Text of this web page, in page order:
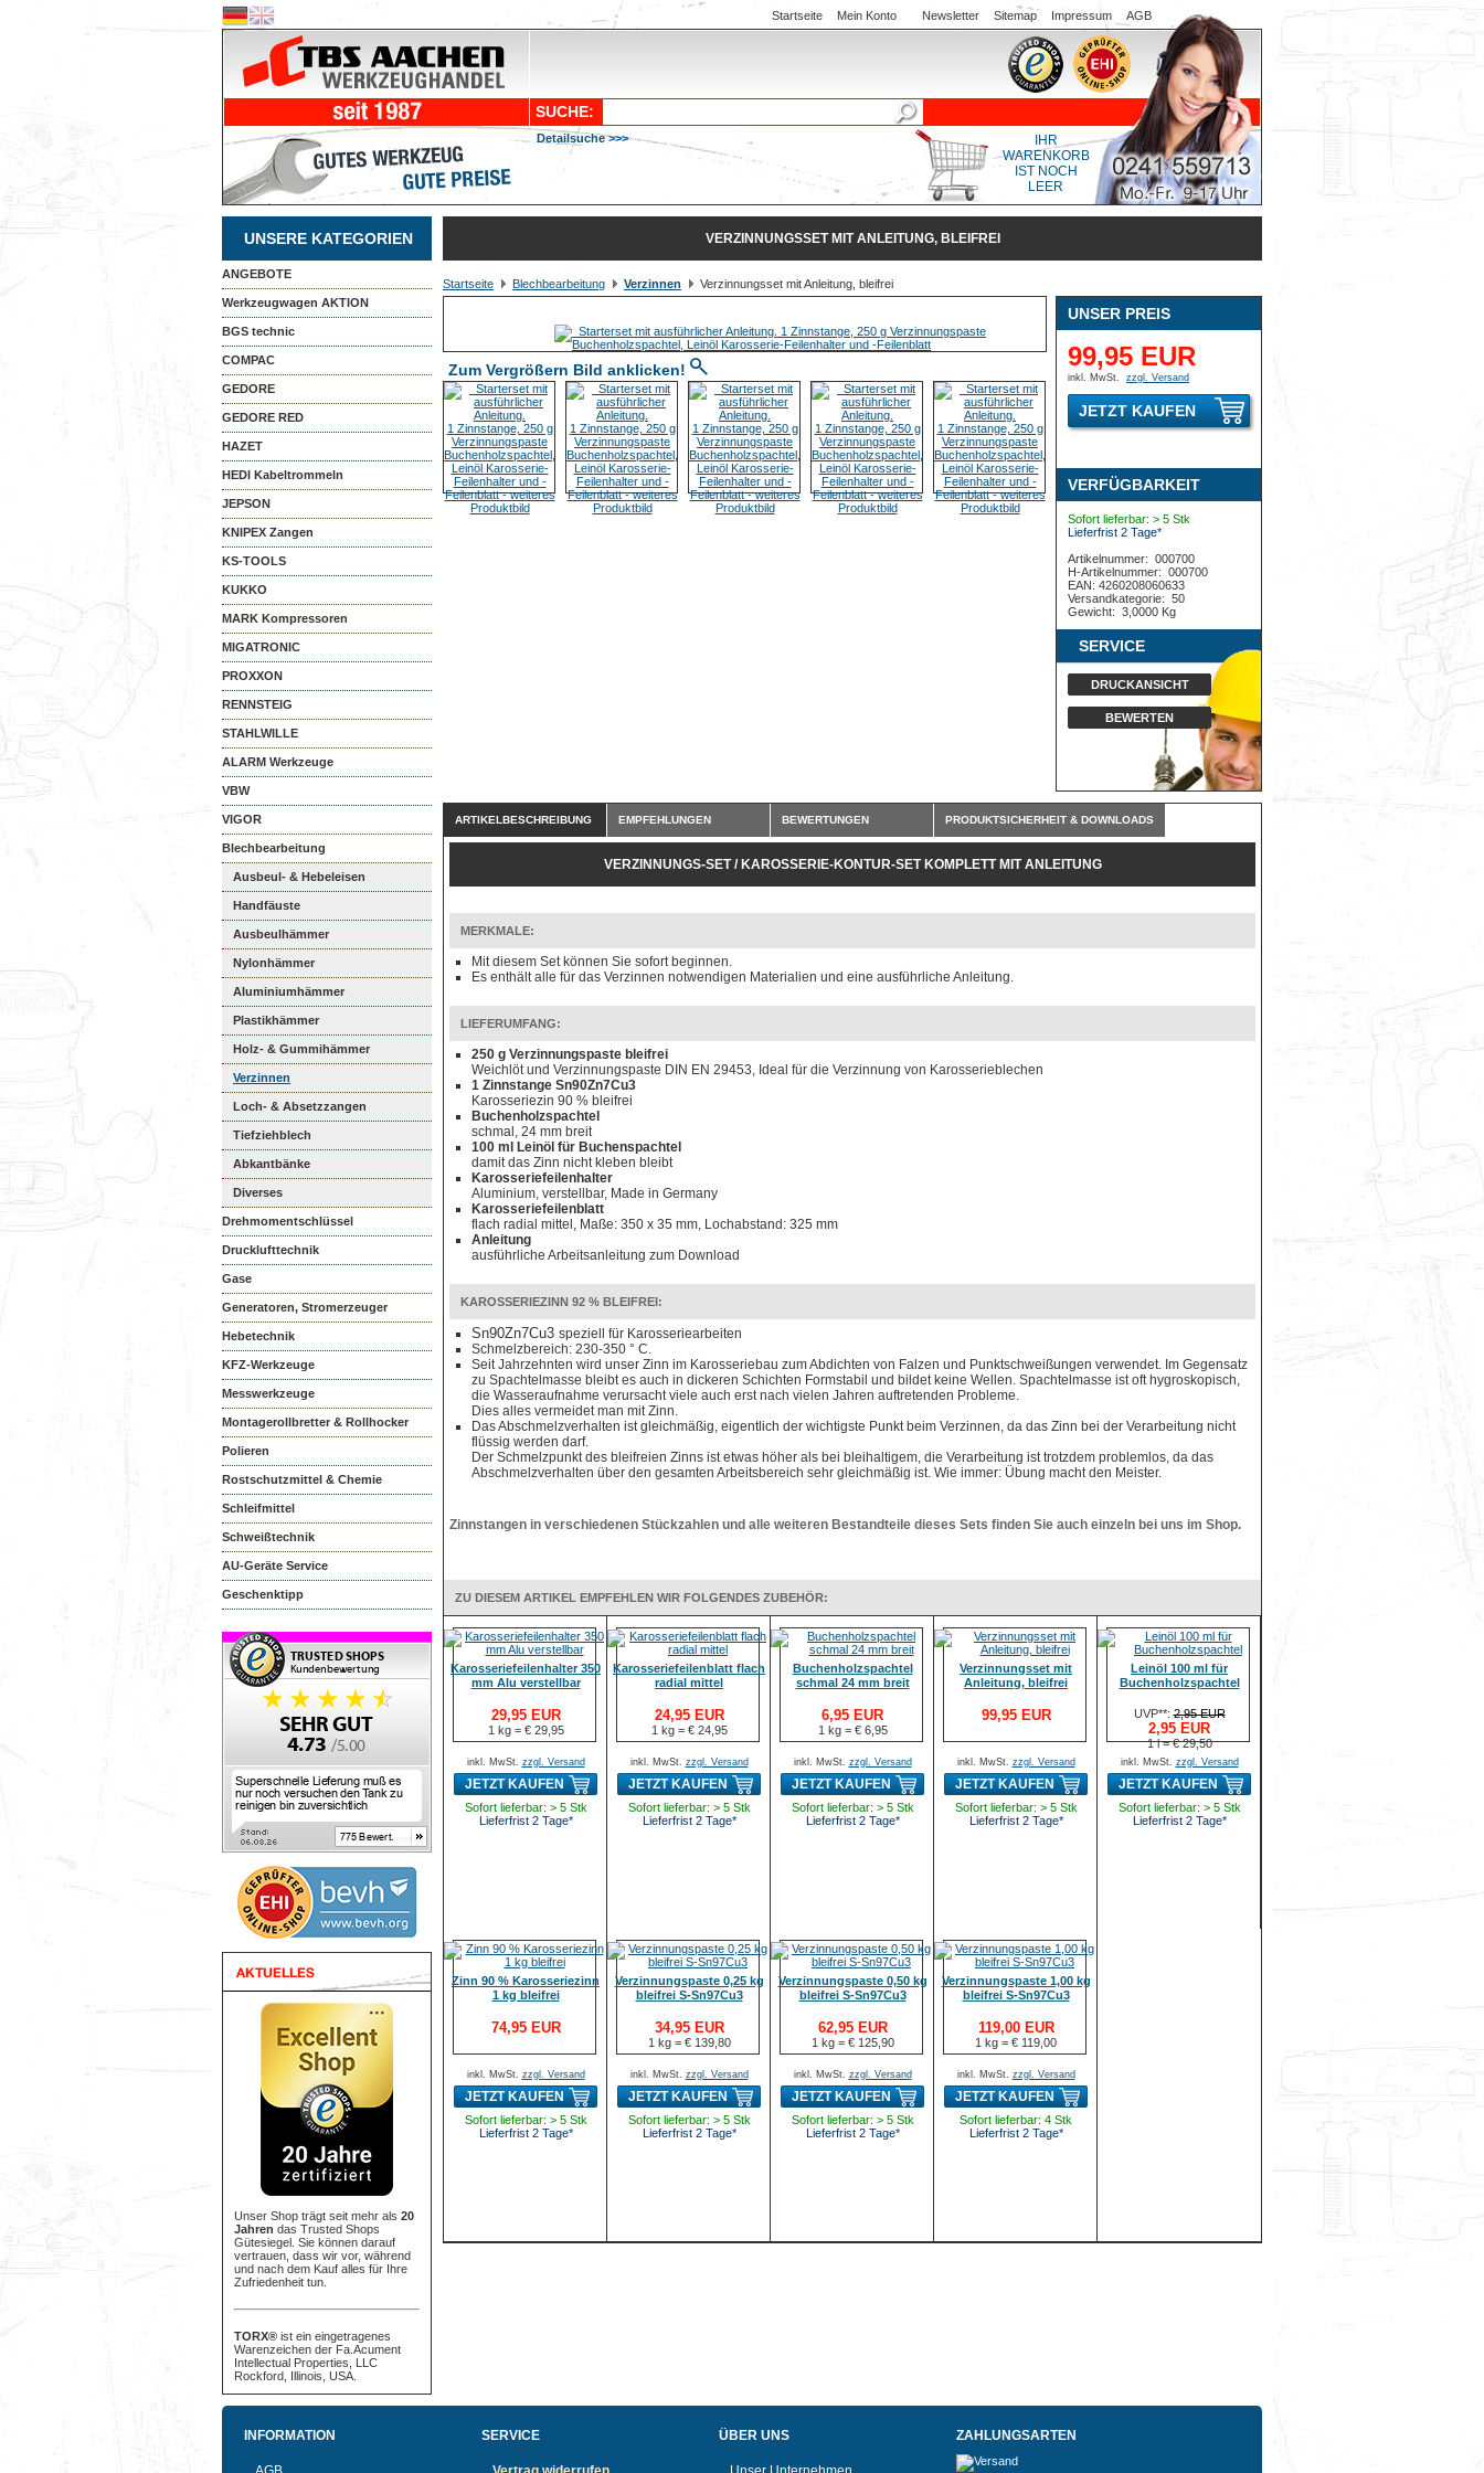
Startseite Mein Konto Newsletter Sitemap Impressum AGB
SUCHE:
Detailsuche >>>
IHR
WARENKORB
IST NOCH
LEER
UNSERE KATEGORIEN
ANGEBOTE
Werkzeugwagen AKTION
BGS technic
COMPAC
GEDORE
GEDORE RED
HAZET
HEDI Kabeltrommeln
JEPSON
KNIPEX Zangen
KS-TOOLS
KUKKO
MARK Kompressoren
MIGATRONIC
PROXXON
RENNSTEIG
STAHLWILLE
ALARM Werkzeuge
VBW
VIGOR
Blechbearbeitung
Ausbeul- & Hebeleisen
Handfäuste
Ausbeulhämmer
Nylonhämmer
Aluminiumhämmer
Plastikhämmer
Holz- & Gummihämmer
Verzinnen
Loch- & Absetzzangen
Tiefziehblech
Abkantbänke
Diverses
Drehmomentschlüssel
Drucklufttechnik
Gase
Generatoren, Stromerzeuger
Hebetechnik
KFZ-Werkzeuge
Messwerkzeuge
Montagerollbretter & Rollhocker
Polieren
Rostschutzmittel & Chemie
Schleifmittel
Schweißtechnik
AU-Geräte Service
Geschenktipp
Unser Shop trägt seit mehr als 20
Jahren das Trusted Shops
Gütesiegel. Sie können darauf
vertrauen, dass wir vor, während
und nach dem Kauf alles für Ihre
Zufriedenheit tun.
TORX® ist ein eingetragenes
Warenzeichen der Fa.Acument
Intellectual Properties, LLC
Rockford, Illinois, USA.
VERZINNUNGSSET MIT ANLEITUNG, BLEIFREI
Startseite Blechbearbeitung Verzinnen Verzinnungsset mit Anleitung, bleifrei
Zum Vergrößern Bild anklicken!
UNSER PREIS
99,95 EUR
inkl. MwSt. zzgl. Versand
JETZT KAUFEN
VERFÜGBARKEIT
Sofort lieferbar: > 5 Stk
Lieferfrist 2 Tage*
Artikelnummer: 000700
H-Artikelnummer: 000700
EAN: 4260208060633
Versandkategorie: 50
Gewicht: 3,0000 Kg
SERVICE
DRUCKANSICHT
BEWERTEN
ARTIKELBESCHREIBUNG EMPFEHLUNGEN BEWERTUNGEN PRODUKTSICHERHEIT & DOWNLOADS
VERZINNUNGS-SET / KAROSSERIE-KONTUR-SET KOMPLETT MIT ANLEITUNG
MERKMALE:
Mit diesem Set können Sie sofort beginnen.
Es enthält alle für das Verzinnen notwendigen Materialien und eine ausführliche Anleitung.
LIEFERUMFANG:
250 g Verzinnungspaste bleifrei
Weichlöt und Verzinnungspaste DIN EN 29453, Ideal für die Verzinnung von Karosserieblechen
1 Zinnstange Sn90Zn7Cu3
Karosseriezin 90 % bleifrei
Buchenholzspachtel
schmal, 24 mm breit
100 ml Leinöl für Buchenspachtel
damit das Zinn nicht kleben bleibt
Karosseriefeilenhalter
Aluminium, verstellbar, Made in Germany
Karosseriefeilenblatt
flach radial mittel, Maße: 350 x 35 mm, Lochabstand: 325 mm
Anleitung
ausführliche Arbeitsanleitung zum Download
KAROSSERIEZINN 92 % BLEIFREI:
Sn90Zn7Cu3 speziell für Karosseriearbeiten
Schmelzbereich: 230-350 ° C.
Seit Jahrzehnten wird unser Zinn im Karosseriebau zum Abdichten von Falzen und Punktschweißungen verwendet. Im Gegensatz
zu Spachtelmasse bleibt es auch in dickeren Schichten Formstabil und bildet keine Wellen. Spachtelmasse ist oft hygroskopisch,
die Wasseraufnahme verursacht viele auch erst nach vielen Jahren auftretenden Probleme.
Dies alles vermeidet man mit Zinn.
Das Abschmelzverhalten ist gleichmäßig, eigentlich der wichtigste Punkt beim Verzinnen, da das Zinn bei der Verarbeitung nicht
flüssig werden darf.
Der Schmelzpunkt des bleifreien Zinns ist etwas höher als bei bleihaltigem, die Verarbeitung ist trotzdem problemlos, da das
Abschmelzverhalten über den gesamten Arbeitsbereich sehr gleichmäßig ist. Wie immer: Übung macht den Meister.
Zinnstangen in verschiedenen Stückzahlen und alle weiteren Bestandteile dieses Sets finden Sie auch einzeln bei uns im Shop.
ZU DIESEM ARTIKEL EMPFEHLEN WIR FOLGENDES ZUBEHÖR:
Karosseriefeilenhalter 350
mm Alu verstellbar
29,95 EUR
1 kg = € 29,95
inkl. MwSt. zzgl. Versand
JETZT KAUFEN
Sofort lieferbar: > 5 Stk
Lieferfrist 2 Tage*
Karosseriefeilenblatt flach
radial mittel
24,95 EUR
1 kg = € 24,95
inkl. MwSt. zzgl. Versand
JETZT KAUFEN
Sofort lieferbar: > 5 Stk
Lieferfrist 2 Tage*
Buchenholzspachtel
schmal 24 mm breit
6,95 EUR
1 kg = € 6,95
inkl. MwSt. zzgl. Versand
JETZT KAUFEN
Sofort lieferbar: > 5 Stk
Lieferfrist 2 Tage*
Verzinnungsset mit
Anleitung, bleifrei
99,95 EUR
inkl. MwSt. zzgl. Versand
JETZT KAUFEN
Sofort lieferbar: > 5 Stk
Lieferfrist 2 Tage*
Leinöl 100 ml für
Buchenholzspachtel
UVP**:2,95 EUR
2,95 EUR
1 l = € 29,50
inkl. MwSt. zzgl. Versand
JETZT KAUFEN
Sofort lieferbar: > 5 Stk
Lieferfrist 2 Tage*
Zinn 90 % Karosseriezinn
1 kg bleifrei
74,95 EUR
inkl. MwSt. zzgl. Versand
JETZT KAUFEN
Sofort lieferbar: > 5 Stk
Lieferfrist 2 Tage*
Verzinnungspaste 0,25 kg
bleifrei S-Sn97Cu3
34,95 EUR
1 kg = € 139,80
inkl. MwSt. zzgl. Versand
JETZT KAUFEN
Sofort lieferbar: > 5 Stk
Lieferfrist 2 Tage*
Verzinnungspaste 0,50 kg
bleifrei S-Sn97Cu3
62,95 EUR
1 kg = € 125,90
inkl. MwSt. zzgl. Versand
JETZT KAUFEN
Sofort lieferbar: > 5 Stk
Lieferfrist 2 Tage*
Verzinnungspaste 1,00 kg
bleifrei S-Sn97Cu3
119,00 EUR
1 kg = € 119,00
inkl. MwSt. zzgl. Versand
JETZT KAUFEN
Sofort lieferbar: 4 Stk
Lieferfrist 2 Tage*
INFORMATION SERVICE ÜBER UNS ZAHLUNGSARTEN